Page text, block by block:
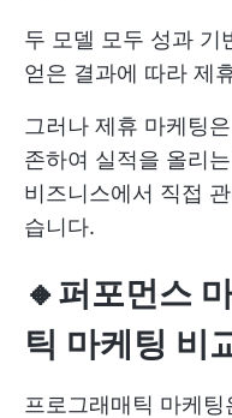
두 모델 모두 성과 기
얻은 결과에 따라 제
그러나 제휴 마케팅
존하여 실적을 올리
비즈니스에서 직접
습니다.
🔸퍼포먼스
틱 마케팅 비
프로그래매틱 마케